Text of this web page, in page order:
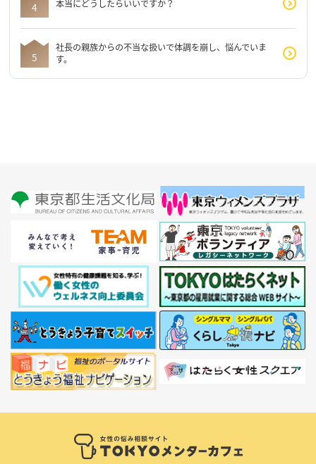
本当にどうしたらいいですか？
社長の親族からの不当な扱いで体調を崩し、悩んでいま
す。